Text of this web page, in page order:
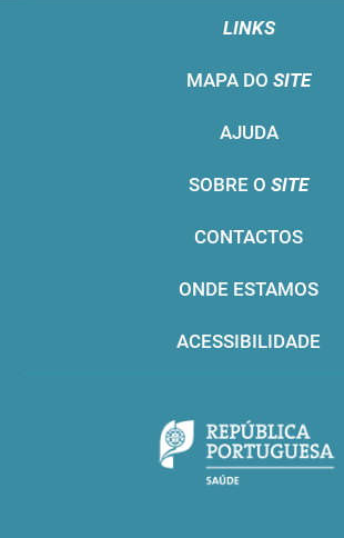
LINKS
MAPA DO SITE
AJUDA
SOBRE O SITE
CONTACTOS
ONDE ESTAMOS
ACESSIBILIDADE